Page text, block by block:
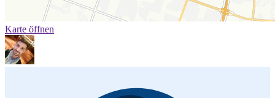
Karte öffnen